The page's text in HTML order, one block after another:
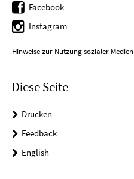
Facebook
Instagram
Hinweise zur Nutzung sozialer Medien
Diese Seite
Drucken
Feedback
English